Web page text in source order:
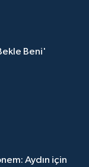
Beni'
Aydın için